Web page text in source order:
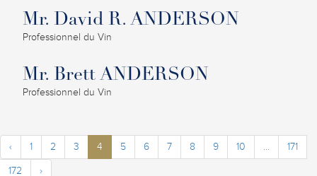
Mr. David R. ANDERSON
Professionnel du Vin
Mr. Brett ANDERSON
Professionnel du Vin
‹ 1 2 3 4 5 6 7 8 9 10 ...
171
172
›